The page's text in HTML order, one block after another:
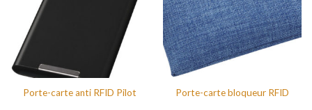
Porte-carte anti RFID Pilot Porte-carte bloqueur RFID